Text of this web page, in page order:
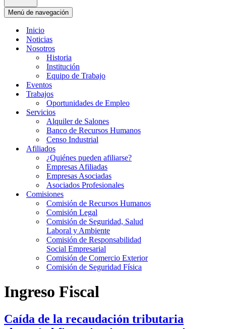
Menú de navegación
Inicio
Noticias
Nosotros
Historia
Institución
Equipo de Trabajo
Eventos
Trabajos
Oportunidades de Empleo
Servicios
Alquiler de Salones
Banco de Recursos Humanos
Censo Industrial
Afiliados
¿Quiénes pueden afiliarse?
Empresas Afiliadas
Empresas Asociadas
Asociados Profesionales
Comisiones
Comisión de Recursos Humanos
Comisión Legal
Comisión de Seguridad, Salud
Laboral y Ambiente
Comisión de Responsabilidad
Social Empresarial
Comisión de Comercio Exterior
Comisión de Seguridad Física
Ingreso Fiscal
Caída de la recaudación tributaria